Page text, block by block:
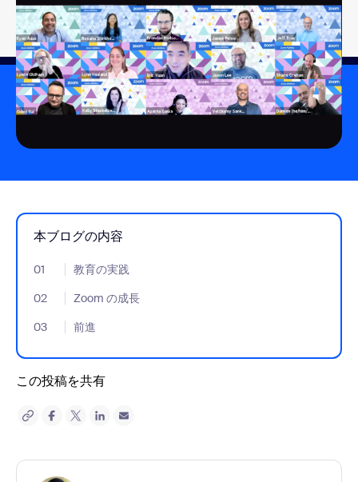
本ブログの内容
01 教育の実践
- Jumplink to 教育の実践
02
Zoom の成長
- Jumplink to Zoom の成長
03
前進
- Jumplink to 前進
この投稿を共有